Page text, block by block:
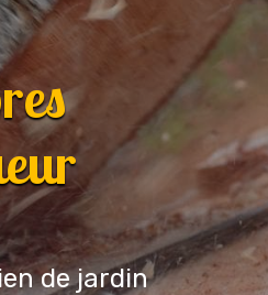
de jardin